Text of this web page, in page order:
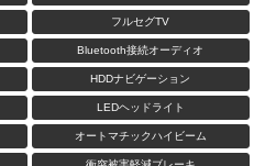
フルセグTV
Bluetooth接続オーディオ
HDDナビゲーション
LEDヘッドライト
オートマチックハイビーム